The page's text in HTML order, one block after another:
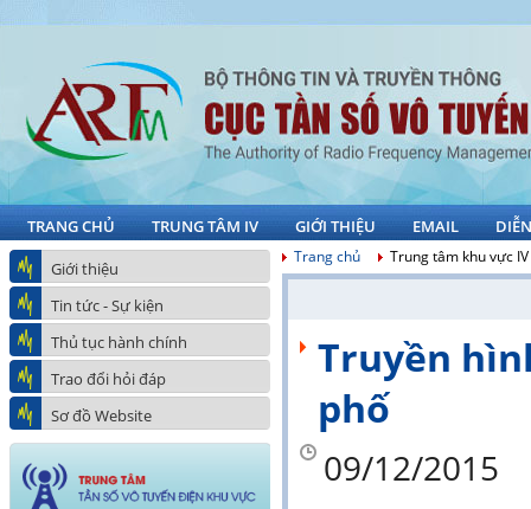
TRANG CHỦ TRUNG TÂM IV GIỚI THIỆU EMAIL
Giới thiệu
Tin tức - Sự kiện
Thủ tục hành chính
Trao đổi hỏi đáp
Sơ đồ Website
Trang chủ Trung tâm khu vực IV
Truyền
phố
09/12/2015